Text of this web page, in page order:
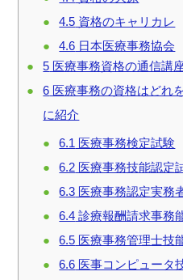
4.5 資格のキャリカレ
4.6 日本医療事務協会
5 医療事務資格の通信講
6 医療事務の資格はどれ
に紹介
6.1 医療事務検定試験
6.2 医療事務技能認定
6.3 医療事務認定実務
6.4 診療報酬請求事務
6.5 医療事務管理士技
6.6 医事コンピュータ